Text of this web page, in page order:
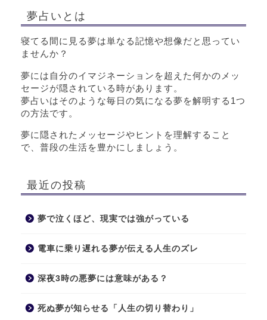
夢占いとは
寝てる間に見る夢は単なる記憶や想像だと思ってい
ませんか？
夢には自分のイマジネーションを超えた何かのメッ
セージが隠されている時があります。
夢占いはそのような毎日の気になる夢を解明する1つ
の方法です。
夢に隠されたメッセージやヒントを理解すること
で、普段の生活を豊かにしましょう。
最近の投稿
夢で泣くほど、現実では強がっている
電車に乗り遅れる夢が伝える人生のズレ
深夜3時の悪夢には意味がある？
死ぬ夢が知らせる「人生の切り替わり」